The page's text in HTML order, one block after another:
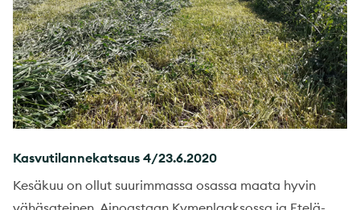
Kasvutilannekatsaus 4/23.6.2020
Kesäkuu on ollut suurimmassa osassa maata hyvin